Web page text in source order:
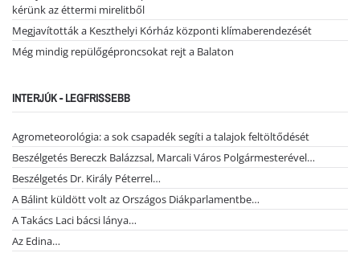
kérünk az éttermi mirelitből
Megjavították a Keszthelyi Kórház központi klímaberendezését
Még mindig repülőgéproncsokat rejt a Balaton
INTERJÚK - LEGFRISSEBB
Agrometeorológia: a sok csapadék segíti a talajok feltöltődését
Beszélgetés Bereczk Balázzsal, Marcali Város Polgármesterével…
Beszélgetés Dr. Király Péterrel…
A Bálint küldött volt az Országos Diákparlamentbe…
A Takács Laci bácsi lánya…
Az Edina…